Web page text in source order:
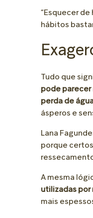
“Esquecer
hábitos
Tudo que
pode parecer
perda de
ásperos e
Lana
porque
A mesma
utilizadas por
mais